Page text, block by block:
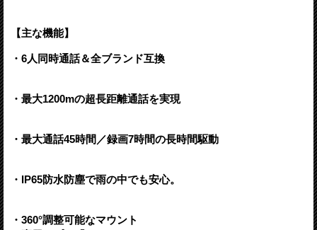
【主な機能】
・6人同時通話＆全ブランド互換
・最大1200mの超長距離通話を実現
・最大通話45時間／録画7時間の長時間駆動
・IP65防水防塵で雨の中でも安心。
・360°調整可能なマウント